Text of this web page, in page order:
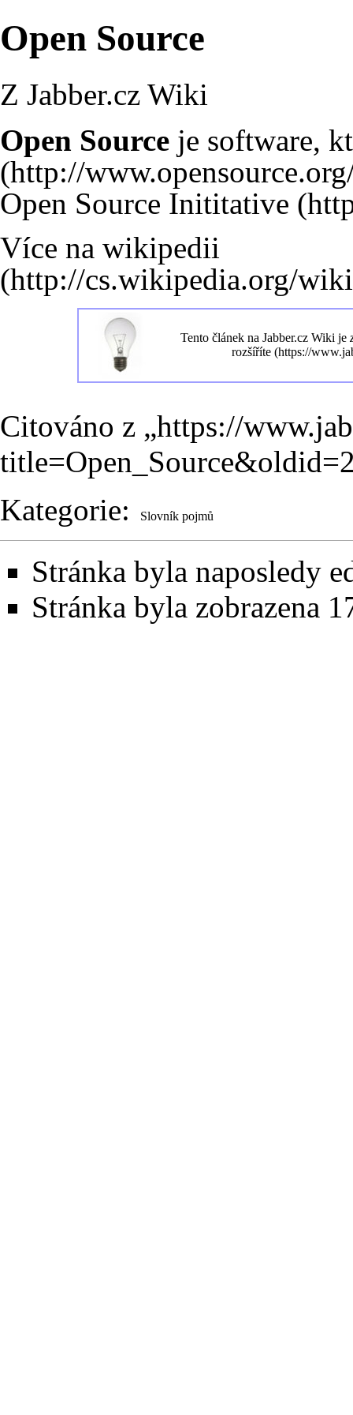
Open Source
Z Jabber.cz Wiki
Open Source je software,
Open Source Inititative
Více na wikipedii
Tento článek na Jabber.cz Wiki je
rozšíříte
Citováno z „https://
Kategorie: Slovník pojmů
Stránka byla naposledy
Stránka byla zobrazena